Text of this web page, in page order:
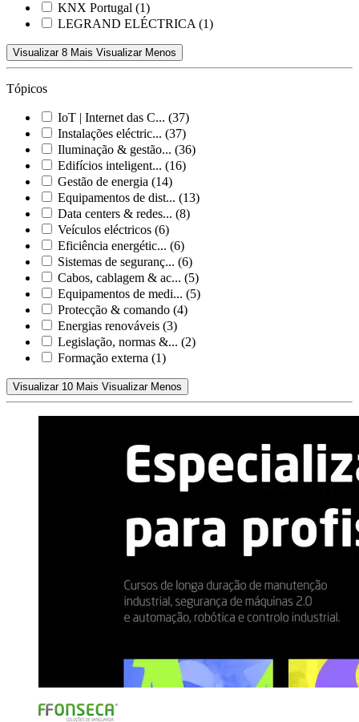
KNX Portugal (1)
LEGRAND ELÉCTRICA (1)
Visualizar 8 Mais Visualizar Menos
Tópicos
IoT | Internet das C... (37)
Instalações eléctric... (37)
Iluminação & gestão... (36)
Edifícios inteligent... (16)
Gestão de energia (14)
Equipamentos de dist... (13)
Data centers & redes... (8)
Veículos eléctricos (6)
Eficiência energétic... (6)
Sistemas de seguranç... (6)
Cabos, cablagem & ac... (5)
Equipamentos de medi... (5)
Protecção & comando (4)
Energias renováveis (3)
Legislação, normas &... (2)
Formação externa (1)
Visualizar 10 Mais Visualizar Menos